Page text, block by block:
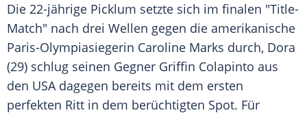
Die 22-jährige Picklum setzte sich im finalen "Title-
Match" nach drei Wellen gegen die amerikanische
Paris-Olympiasiegerin Caroline Marks durch, Dora
(29) schlug seinen Gegner Griffin Colapinto aus
den USA dagegen bereits mit dem ersten
perfekten Ritt in dem berüchtigten Spot. Für